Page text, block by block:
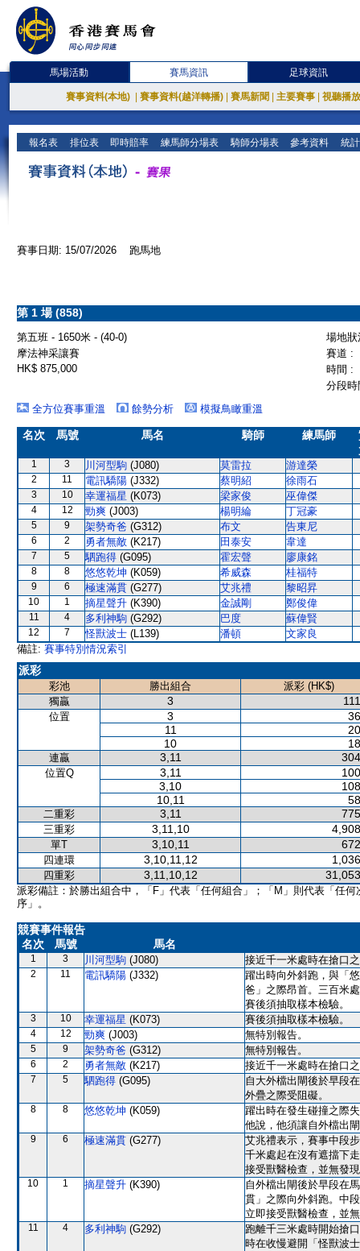
馬場活動 賽馬資訊 足球資訊
賽事資料(本地) 賽事資料(越洋轉播) 賽馬新聞 主要賽事 視聽播
報名表 排位表 即時賠率 練馬師分場表 騎師分場表 參考資料 統
賽事日期: 15/07/2026 跑馬地
第 1 場 (858)
第五班 - 1650米 - (40-0)
場地
摩法神采讓賽
賽道 :
HK$ 875,000
時間 :
分段
全方位賽事重溫
餘勢分析 模擬鳥瞰重溫
名次 馬號 馬名 騎師 練馬師
1 3 川河型駒 (J080) 莫雷拉 游達榮
2 11 電訊驕陽 (J332) 蔡明紹 徐雨石
3 10 幸運福星 (K073) 梁家俊 巫偉傑
4 12 勁爽 (J003) 楊明綸 丁冠豪
5 9 架勢奇爸 (G312) 布文 告東尼
6 2 勇者無敵 (K217) 田泰安 韋達
7 5 駟跑得 (G095) 霍宏聲 廖康銘
8 8 悠悠乾坤 (K059) 希威森 桂福特
9 6 極速滿貫 (G277) 艾兆禮 黎昭昇
10 1 摘星聲升 (K390) 金誠剛 鄭俊偉
11 4 多利神駒 (G292) 巴度 蘇偉賢
12 7 怪獸波士 (L139) 潘頓
文家良
備註: 賽事特別情況索引
派彩
彩池 勝出組合
派彩 (HK$)
獨贏
3
位置 3
11
10
連贏 3,11
位置Q 3,11
3,10
10,11
二重彩 3,11
三重彩 3,11,10
單T 3,10,11
四連環 3,10,11,12
四重彩 3,11,10,12
派彩備註：於勝出組合中，「F」代表「任何組合」；「M」則代表「任何
序」。
競賽事件報告
名次
馬號 馬名
1 3 川河型駒 (J080) 接近千一米處時在搶口
2 11 電訊驕陽 (J332)
躍出時向外斜跑，與「
爸」之際昂首。三百米
賽後須抽取樣本檢驗。
3 10 幸運福星 (K073) 賽後須抽取樣本檢驗。
4 12 勁爽 (J003) 無特別報告。
5 9 架勢奇爸 (G312) 無特別報告。
6 2 勇者無敵 (K217) 接近千一米處時在搶口
7 5 駟跑得 (G095)
自大外檔出閘後於早段
外疊之際受阻礙。
8 8 悠悠乾坤 (K059)
躍出時在發生碰撞之際
他說，他須讓自外檔出
9 6 極速滿貫 (G277)
艾兆禮表示，賽事中段
千米處起在沒有遮擋下
接受獸醫檢查，並無發
10 1 摘星聲升 (K390)
自外檔出閘後於早段在
貫」之際向外斜跑。中
立即接受獸醫檢查，並
11 4 多利神駒 (G292)
跑離千三米處時開始搶
時在收慢避開「怪獸波